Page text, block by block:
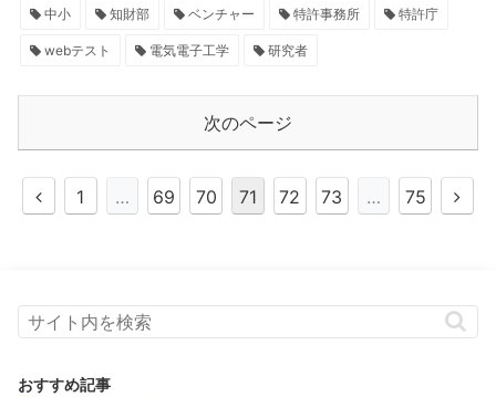
中小 知財部 ベンチャー 特許事務所 特許庁
webテスト 電気電子工学 研究者
次のページ
1 … 69 70 71 72 73 … 75
おすすめ記事